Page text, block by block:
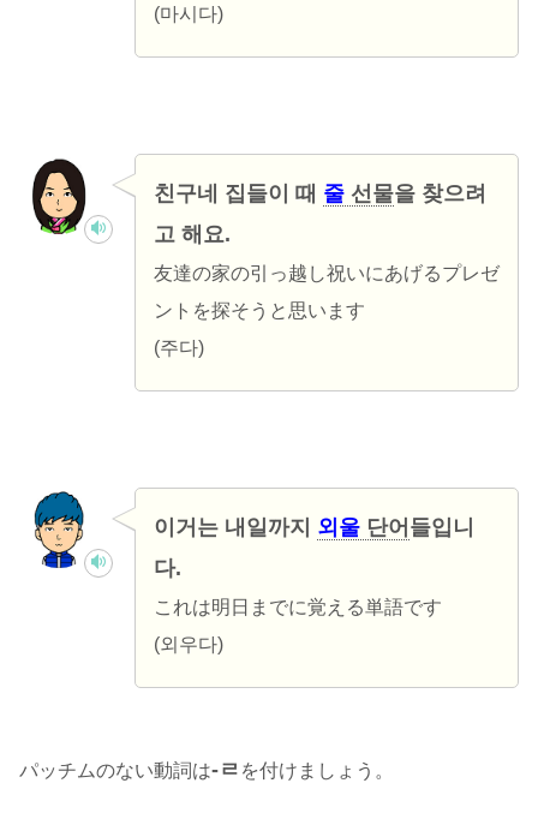
(마시다)
친구네 집들이 때 줄선물을 찾으려
고 해요.
友達の家の引っ越し祝いにあげるプレゼ
ントを探そうと思います
(주다)
이거는 내일까지 외울단어 들입니
다.
これは明日までに覚える単語です
(외우다)
パッチムのない動詞は-ㄹ を付けましょう。